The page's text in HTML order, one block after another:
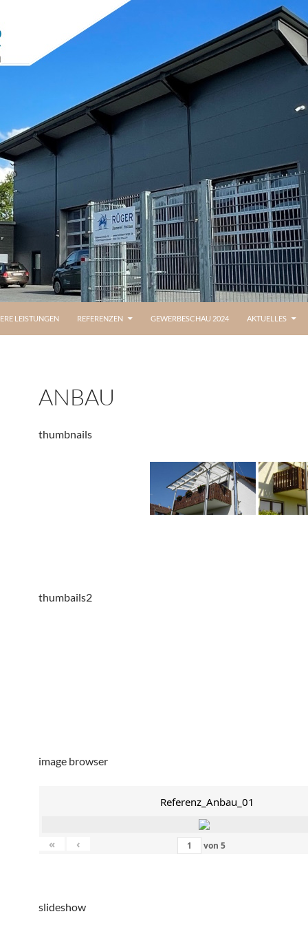
LEISTUNGEN REFERENZEN GEWERBESCHAU 2024 AKTUELLES
ANBAU
thumbnails
thumbails2
image browser
Referenz_Anbau_01
« ‹ von 5
slideshow